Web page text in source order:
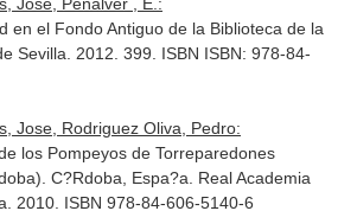
en el Fondo Antiguo de la Biblioteca de la
Sevilla. 2012. 399. ISBN ISBN: 978-84-
Jose, Rodriguez Oliva, Pedro:
los Pompeyos de Torreparedones
C?Rdoba, Espa?a. Real Academia
2010. ISBN 978-84-606-5140-6